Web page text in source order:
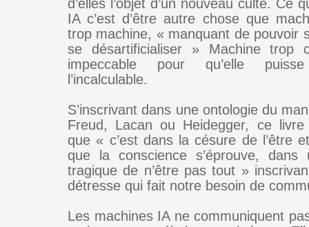
d’elles l’objet d’un nouveau culte. Ce
IA c’est d’être autre chose que
trop machine, « manquant de pouvoir
se désartificialiser » Machine trop
impeccable pour qu’elle
l’incalculable.
S’inscrivant dans une ontologie du
Freud, Lacan ou Heidegger, ce livre
que « c’est dans la césure de l’être
que la conscience s’éprouve, dans
tragique de n’être pas tout »
détresse qui fait notre besoin de
Les machines IA ne communiquent